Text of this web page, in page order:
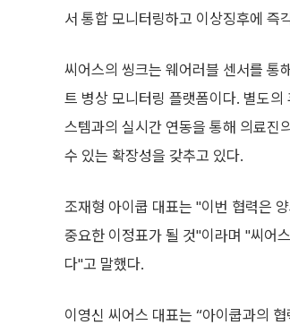
서 통합 모니터링하고 이상징후에 즉
씨어스의 씽크는 웨어러블 센서를 통
트 병상 모니터링 플랫폼이다. 별도
스템과의 실시간 연동을 통해 의료진
수 있는 확장성을 갖추고 있다.
조재형 아이쿱 대표는 "이번 협력은
중요한 이정표가 될 것"이라며 "씨어
다"고 말했다.
이영신 씨어스 대표는 “아이쿱과의